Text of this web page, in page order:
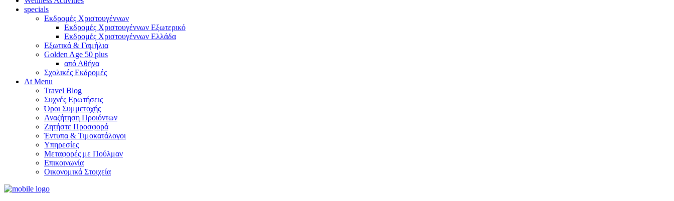
specials
Εκδρομές Χριστουγέννων
Εκδρομές Χριστουγέννων Εξωτερικό
Εκδρομές Χριστουγέννων Ελλάδα
Εξωτικά & Γαμήλια
Golden Age 50 plus
από Αθήνα
Σχολικές Εκδρομές
At Menu
Travel Blog
Συχνές Ερωτήσεις
Όροι Συμμετοχής
Αναζήτηση Προιόντων
Ζητήστε Προσφορά
Έντυπα & Τιμοκατάλογοι
Υπηρεσίες
Μεταφορές με Πούλμαν
Επικοινωνία
Οικονομικά Στοιχεία